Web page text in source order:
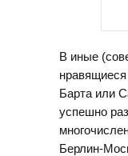
В иные
Барта или
успешно
Берлин-